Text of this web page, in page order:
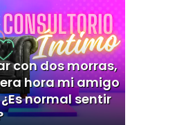
con dos morras,
hora mi amigo
normal sentir